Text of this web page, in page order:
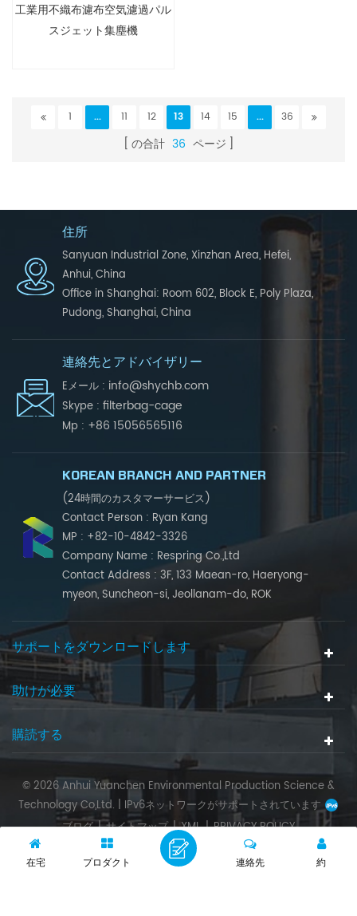
工業用不織布濾布空気濾過パル
スジェット集塵機
1 ... 11 12 13 14 15 ... 36
の合計 36 ページ
住所
Sanyuan Industrial Zone, Xinzhan Area, Hefei,
Anhui, China
Office in Shanghai: Room 602, Block E, Poly Plaza,
Pudong, Shanghai, China
連絡先とアドバイザリー
Eメール : info@shychb.com
Skype : filterbag-cage
Mp : +86 15056565116
KOREAN BRANCH AND PARTNER
(24時間のカスタマーサービス)
Contact Person : Ryan Kang
MP : +82-10-4842-3326
Company Name : Respring Co.,Ltd
Contact Address : 3F, 133 Maean-ro, Haeryong-
myeon, Suncheon-si, Jeollanam-do, ROK
サポートをダウンロードします
助けが必要
購読する
© 2026 Anhui Yuanchen Environmental Production Science &
Technology Co,Ltd. | IPv6ネットワークがサポートされています
ブログ|サイトマップ|XML|PRIVACY POLICY
在宅 プロダクト 約
連絡先